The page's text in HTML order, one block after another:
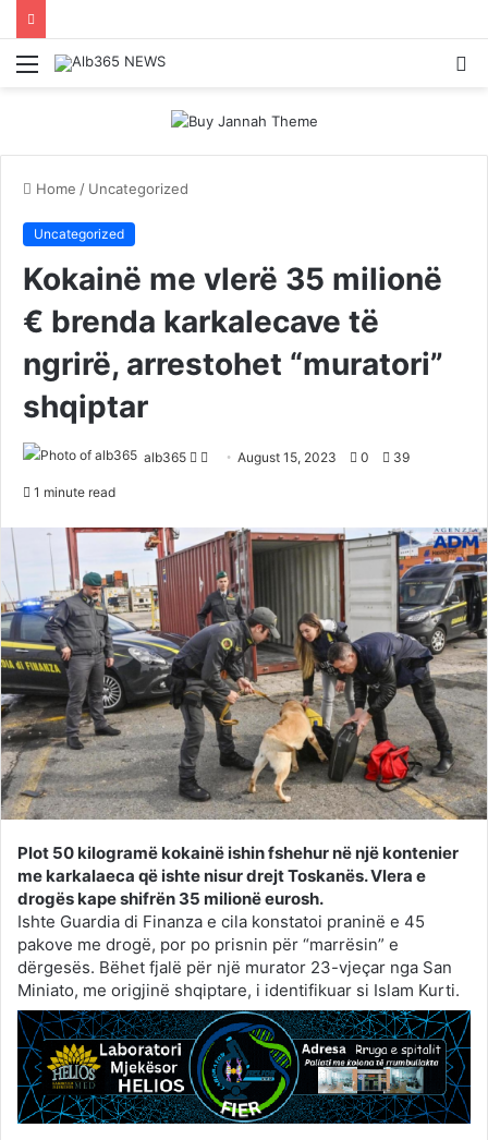
Menu
Home / Uncategorized
Uncategorized
Kokainë me vlerë 35 milionë
€ brenda karkalecave të
ngrirë, arrestohet “muratori”
shqiptar
alb365
Follow
Send August 15, 2023 0 39
1 minute read
Plot 50 kilogramë kokainë ishin fshehur në një kontenier
me karkalaeca që ishte nisur drejt Toskanës. Vlera e
drogës kape shifrën 35 milionë eurosh.
Ishte Guardia di Finanza e cila konstatoi praninë e 45
pakove me drogë, por po prisnin për “marrësin” e
dërgesës. Bëhet fjalë për një murator 23-vjeçar nga San
Miniato, me origjinë shqiptare, i identifikuar si Islam Kurti.